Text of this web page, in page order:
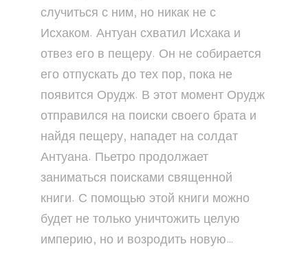
случиться с ним, но никак не с
Исхаком. Антуан схватил Исхака и
отвез его в пещеру. Он не собирается
его отпускать до тех пор, пока не
появится Орудж. В этот момент Орудж
отправился на поиски своего брата и
найдя пещеру, нападет на солдат
Антуана. Пьетро продолжает
заниматься поисками священной
книги. С помощью этой книги можно
будет не только уничтожить целую
империю, но и возродить новую…